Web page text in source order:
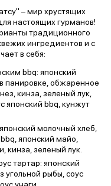
– мир хрустящих
настоящих гурманов!
традиционного
ингредиентов и с
в себя:
bbq: японский
панировке, обжаренное
кинза, зеленый лук,
японский bbq, кунжут
молочный хлеб,
японский майо,
кинза, зеленый лук.
тартар: японский
угольной рыбы, соус
унаги.